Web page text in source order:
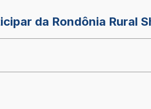
da Rondônia Rural